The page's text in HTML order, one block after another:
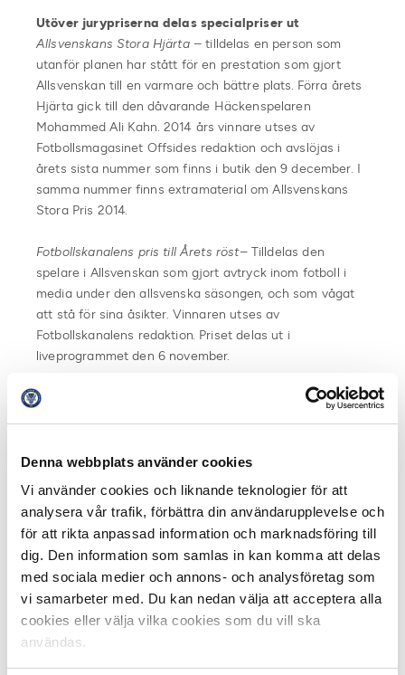
Denna webbplats använder cookies
Vi använder cookies och liknande teknologier för att
analysera vår trafik, förbättra din användarupplevelse och
för att rikta anpassad information och marknadsföring till
dig. Den information som samlas in kan komma att delas
med sociala medier och annons- och analysföretag som
vi samarbeter med. Du kan nedan välja att acceptera alla
cookies eller välja vilka cookies som du vill ska
användas.
Utöver jurypriserna delas specialpriser ut
Allsvenskans Stora Hjärta– tilldelas en person som
utanför planen har stått för en prestation som gjort
Allsvenskan till en varmare och bättre plats. Förra årets
Hjärta gick till den dåvarande Häckenspelaren
Mohammed Ali Kahn. 2014 års vinnare utses av
Fotbollsmagasinet Offsides redaktion och avslöjas i
årets sista nummer som finns i butik den 9 december. I
samma nummer finns extramaterial om Allsvenskans
Stora Pris 2014.
Fotbollskanalens pris till Årets röst– Tilldelas den
spelare i Allsvenskan som gjort avtryck inom fotboll i
media under den allsvenska säsongen, och som vågat
att stå för sina åsikter. Vinnaren utses av
Fotbollskanalens redaktion. Priset delas ut i
liveprogrammet den 6 november.
I studioprogrammet utses även
av C Mores
Finalen i C MoresFansens FavoritAllsvenskan pågår
mellan Malmö FFs Guillermo Molins och AIKs Kenny
Pavey.
Sändningen startar klockan 20.30 den 6 november och
programleds av C Mores Lasse Granqvist och Jens
Fjellström.Allsvenskans Stora Pris sänds på C More
Sport och fritt på C Sports, samt via ett antal andra
plattformar. Studion gästas av en rad spelare och andra
fotbollsprofiler, bland andra Johan Orrenius, Malin